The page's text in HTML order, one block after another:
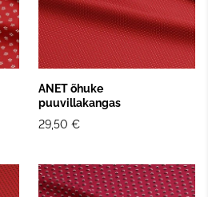
ANET õhuke
puuvillakangas
29,50 €